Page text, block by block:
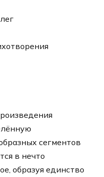
сегментов
в нечто
образуя единство